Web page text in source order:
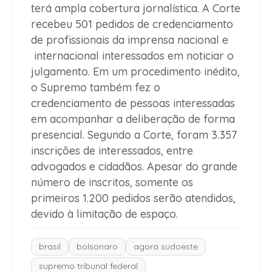
terá ampla cobertura jornalística. A Corte
recebeu 501 pedidos de credenciamento
de profissionais da imprensa nacional e
internacional interessados em noticiar o
julgamento. Em um procedimento inédito,
o Supremo também fez o
credenciamento de pessoas interessadas
em acompanhar a deliberação de forma
presencial. Segundo a Corte, foram 3.357
inscrições de interessados, entre
advogados e cidadãos. Apesar do grande
número de inscritos, somente os
primeiros 1.200 pedidos serão atendidos,
devido à limitação de espaço.
brasil bolsonaro
agora sudoeste
supremo tribunal federal